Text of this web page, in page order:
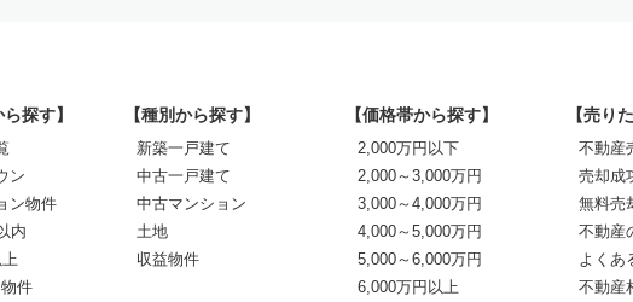
探す】
ン
ン物件
内
件
【種別から探す】
新築一戸建て
中古一戸建て
中古マンション
土地
収益物件
【価格帯から探す】
2,000万円以下
2,000～3,000万円
3,000～4,000万円
4,000～5,000万円
5,000～6,000万円
6,000万円以上
【売り
不動産
売却成
無料売
不動産
よくあ
不動産